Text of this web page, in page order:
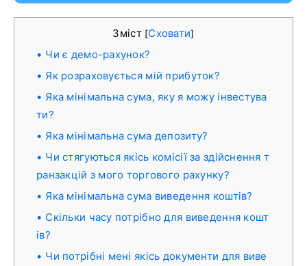
Зміст [Сховати]
Чи є демо-рахунок?
Як розраховується мій прибуток?
Яка мінімальна сума, яку я можу інвестува
ти?
Яка мінімальна сума депозиту?
Чи стягуються якісь комісії за здійснення т
ранзакцій з мого торгового рахунку?
Яка мінімальна сума виведення коштів?
Скільки часу потрібно для виведення кошт
ів?
Чи потрібні мені якісь документи для виве